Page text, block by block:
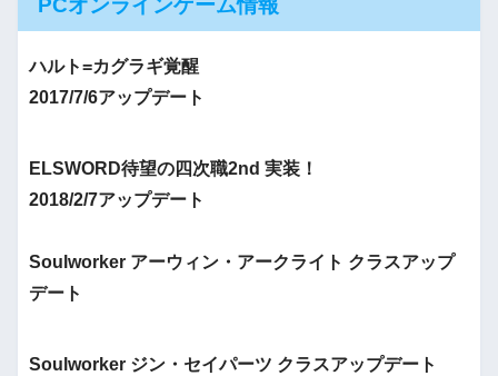
PCオンラインゲーム情報
ハルト=カグラギ覚醒
2017/7/6アップデート
ELSWORD待望の四次職2nd 実装！
2018/2/7アップデート
Soulworker アーウィン・アークライト クラスアップ
デート
Soulworker ジン・セイパーツ クラスアップデート